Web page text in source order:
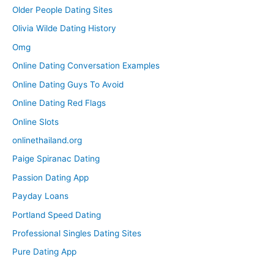
Older People Dating Sites
Olivia Wilde Dating History
Omg
Online Dating Conversation Examples
Online Dating Guys To Avoid
Online Dating Red Flags
Online Slots
onlinethailand.org
Paige Spiranac Dating
Passion Dating App
Payday Loans
Portland Speed Dating
Professional Singles Dating Sites
Pure Dating App